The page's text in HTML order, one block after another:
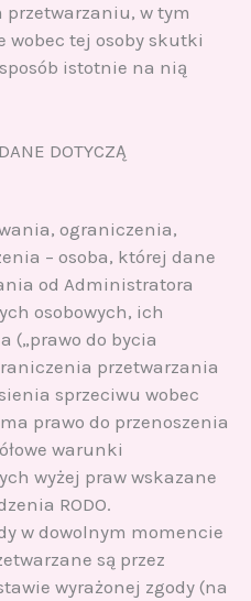
w tym
wobec tej osoby skutki
istotnie na nią
DOTYCZĄ
ograniczenia,
– osoba, której dane
od Administratora
osobowych, ich
(„prawo do bycia
przetwarzania
sprzeciwu wobec
prawo do przenoszenia
warunki
wyżej praw wskazane
RODO.
w dowolnym momencie
są przez
wyrażonej zgody (na